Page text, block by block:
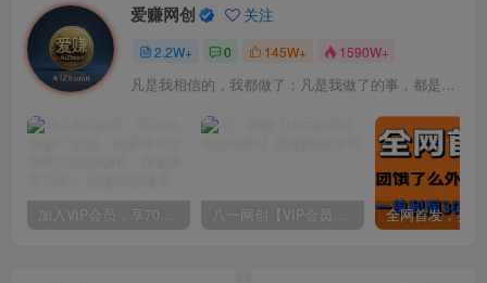
爱赚网创 关注
2.2W+ 0 145W+ 1590W+
凡是我相信的，我都做了；凡是我做了的事，都是全身心地投入去做的
加入VIP会员，享70%的推广提成，免费学习多种网上创业课程，菜鸟秒变大神！ 八一网创【VIP会员专属交流群】